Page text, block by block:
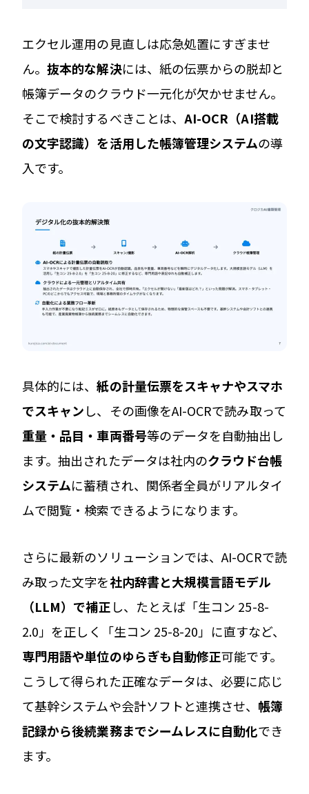
エクセル運用の見直しは応急処置にすぎませ
ん。抜本的な解決には、紙の伝票からの脱却と
帳簿データのクラウド一元化が欠かせません。
そこで検討するべきことは、 AI-OCR（AI搭載
の文字認識）を活用した帳簿管理システムの導
入です。
具体的には、紙の計量伝票をスキャナやスマホ
でスキャンし、その画像をAI-OCRで読み取って
重量・品目・車両番号等のデータを自動抽出し
ます。抽出されたデータは社内のクラウド台帳
システムに蓄積され、関係者全員がリアルタイ
ムで閲覧・検索できるようになります。
さらに最新のソリューションでは、AI-OCRで読
み取った文字を社内辞書と大規模言語モデル
（LLM）で補正し、たとえば「生コン 25-8-
2.0」を正しく「生コン 25-8-20」に直すなど、
専門用語や単位のゆらぎも自動修正可能です。
こうして得られた正確なデータは、必要に応じ
て基幹システムや会計ソフトと連携させ、 帳簿
記録から後続業務までシームレスに自動化でき
ます。